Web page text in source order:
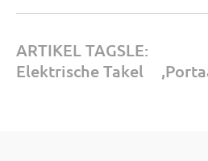
ARTIKEL TAGSLE:
Elektrische Takel
,